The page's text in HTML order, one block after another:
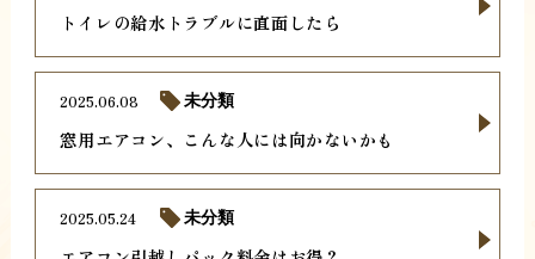
トイレの給水トラブルに直面したら
窓用エアコン、こんな人には向かないかも
2025.06.08 未分類
2025.05.24 未分類